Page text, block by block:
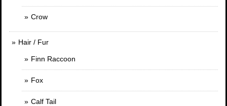
Crow
Hair / Fur
Finn Raccoon
Fox
Calf Tail